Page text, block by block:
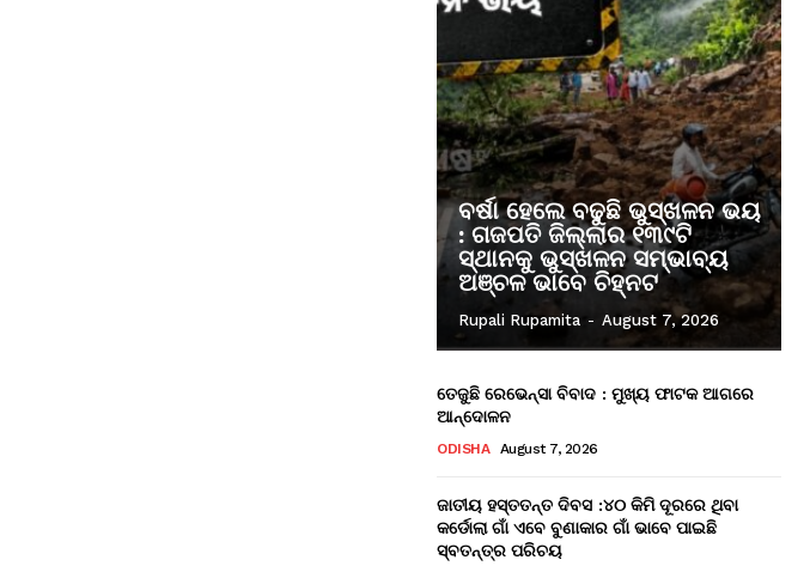
ବର୍ଷା ହେଲେ ବଢୁଛି ଭୁସ୍ଖଳନ ଭୟ
: ଗଜପତି ଜିଲ୍ଲାର ୧୩୯ଟି
ସ୍ଥାନକୁ ଭୁସ୍ଖଳନ ସମ୍ଭାବ୍ୟ
ଅଞ୍ଚଳ ଭାବେ ଚିହ୍ନଟ
Rupali Rupamita - August 7, 2026
ତେଜୁଛି ରେଭେନ୍ସା ବିବାଦ : ମୁଖ୍ୟ ଫାଟକ ଆଗରେ
ଆନ୍ଦୋଳନ
ODISHA August 7, 2026
ଜାତୀୟ ହସ୍ତତନ୍ତ ଦିବସ :୪୦ କିମି ଦୂରରେ ଥିବା
କର୍ଡୋଲା ଗାଁ ଏବେ ବୁଣାକାର ଗାଁ ଭାବେ ପାଇଛି
ସ୍ବତନ୍ତ୍ର ପରିଚୟ